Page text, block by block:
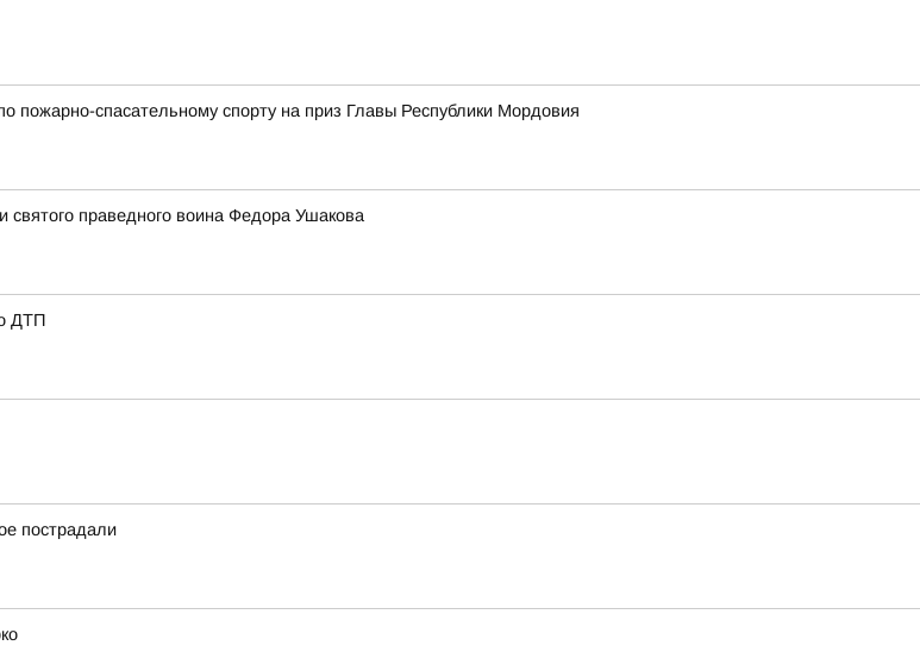
пожарно-спасательному спорту на приз Главы Республики Мордовия
святого праведного воина Федора Ушакова
ДТП
пострадали